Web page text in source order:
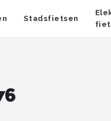
Stadsfietsen